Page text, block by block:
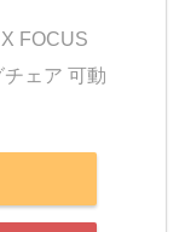
FOCUS
ェア 可動